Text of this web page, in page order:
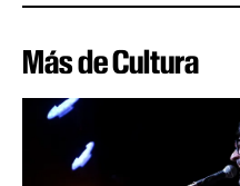
Más de Cultura